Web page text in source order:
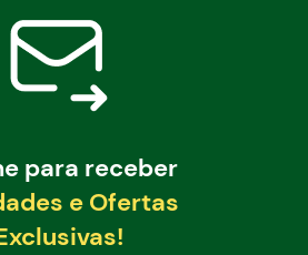
para receber
e Ofertas